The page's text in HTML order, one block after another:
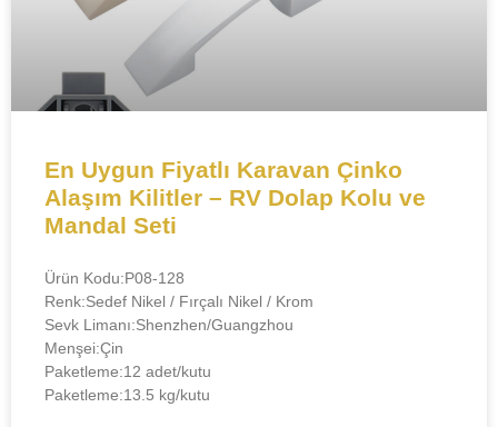
En Uygun Fiyatlı Karavan Çinko
Alaşım Kilitler – RV Dolap Kolu ve
Mandal Seti
Ürün Kodu:P08-128
Renk:Sedef Nikel / Fırçalı Nikel / Krom
Sevk Limanı:Shenzhen/Guangzhou
Menşei:Çin
Paketleme:12 adet/kutu
Paketleme:13.5 kg/kutu